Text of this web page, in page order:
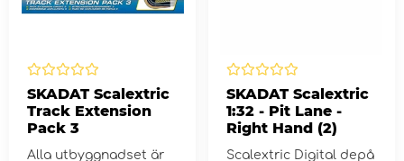
SKADAT Scalextric
Track Extension
Pack 3
Alla utbyggnadset är
SKADAT Scalextric
1:32 - Pit Lane -
Right Hand (2)
Scalextric Digital depå